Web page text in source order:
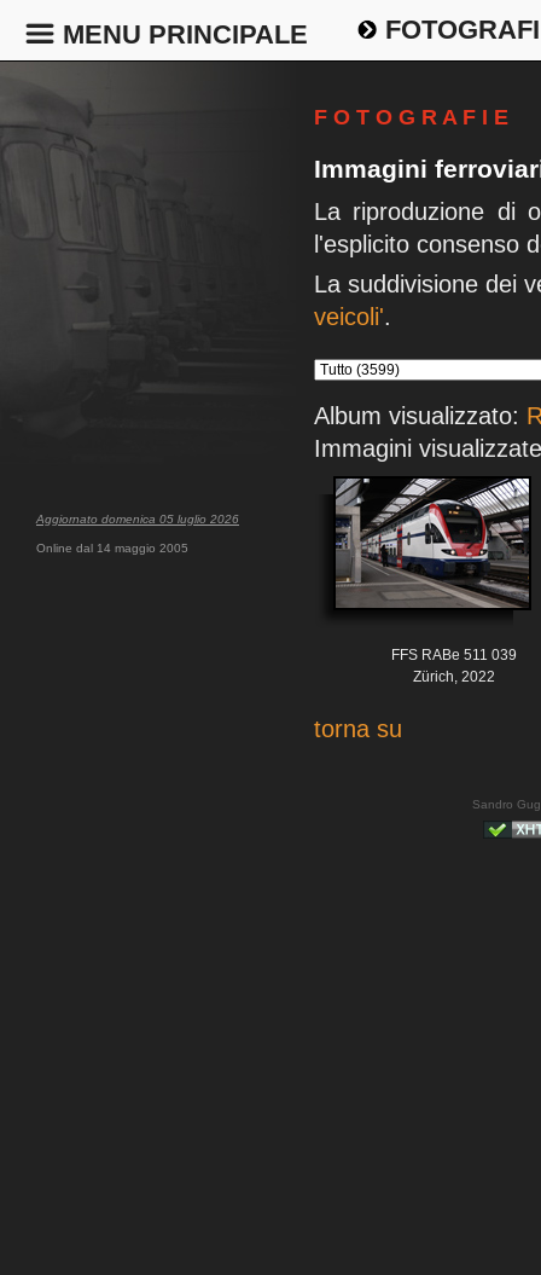
MENU PRINCIPALE
Aggiornato domenica 05 luglio 2026
Online dal 14 maggio 2005
F O T O G R A F I E
Immagini
La riproduzione di
l'esplicito consenso
La suddivisione dei
veicoli'.
Album visualizzato:
Immagini
FFS RABe 511 039
Zürich, 2022
torna su
Sandro